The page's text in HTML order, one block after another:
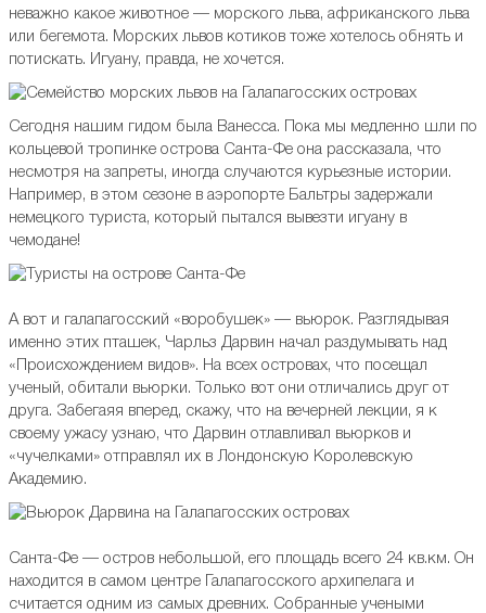
неважно какое животное — морского льва, африканского льва
или бегемота. Морских львов котиков тоже хотелось обнять и
потискать. Игуану, правда, не хочется.
Сегодня нашим гидом была Ванесса. Пока мы медленно шли по
кольцевой тропинке острова Санта-Фе она рассказала, что
несмотря на запреты, иногда случаются курьезные истории.
Например, в этом сезоне в аэропорте Бальтры задержали
немецкого туриста, который пытался вывезти игуану в
чемодане!
А вот и галапагосский «воробушек» — вьюрок. Разглядывая
именно этих пташек, Чарльз Дарвин начал раздумывать над
«Происхождением видов». На всех островах, что посещал
ученый, обитали вьюрки. Только вот они отличались друг от
друга. Забегаяя вперед, скажу, что на вечерней лекции, я к
своему ужасу узнаю, что Дарвин отлавливал вьюрков и
«чучелками» отправлял их в Лондонскую Королевскую
Академию.
Санта-Фе — остров небольшой, его площадь всего 24 кв.км. Он
находится в самом центре Галапагосского архипелага и
считается одним из самых древних. Собранные учеными